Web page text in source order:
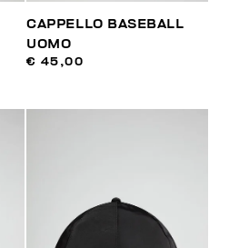
CAPPELLO BASEBALL
UOMO
€ 45,00